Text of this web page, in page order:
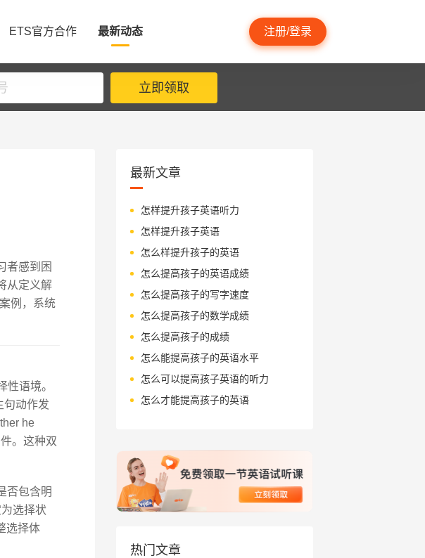
ETS官方合作 最新动态 注册/登录
立即领取
者感到困
从定义解
例，系统
语境。
句动作发
he
。这种双
否包含明
选择状
选择体
最新文章
怎样提升孩子英语听力
怎样提升孩子英语
怎么样提升孩子的英语
怎么提高孩子的英语成绩
怎么提高孩子的写字速度
怎么提高孩子的数学成绩
怎么提高孩子的成绩
怎么能提高孩子的英语水平
怎么可以提高孩子英语的听力
怎么才能提高孩子的英语
热门文章